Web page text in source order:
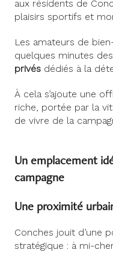
aux résidents de
plaisirs sportifs et
Les amateurs de
quelques minutes des
privés dédiés à la
À cela s’ajoute une
riche, portée par la
de vivre de la
Un emplacement
campagne
Une proximité
Conches jouit d’une
stratégique : à mi-